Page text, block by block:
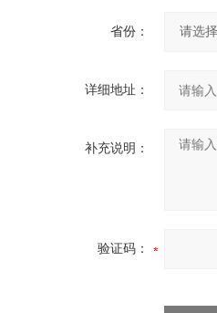
省份：
详细地址：
补充说明：
验证码：